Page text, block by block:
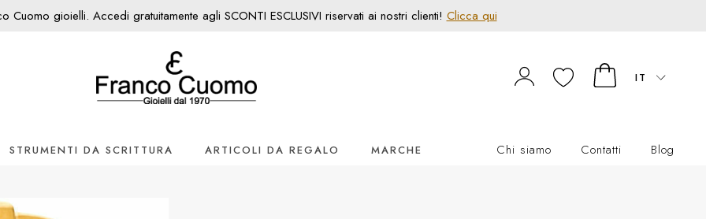
Cuomo gioielli. Accedi gratuitamente agli SCONTI ESCLUSIVI riservati ai nostri clienti! Clicca qui
IT
STRUMENTI DA SCRITTURA ARTICOLI DA REGALO MARCHE Chi siamo Contatti Blog